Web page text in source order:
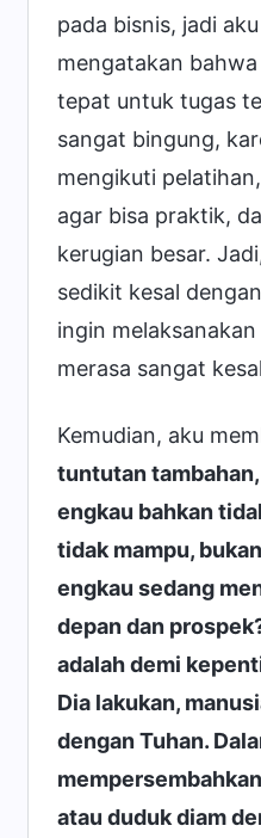
pada bisnis, jadi
mengatakan
tepat untuk tugas
sangat bingung,
mengikuti
agar bisa praktik,
kerugian besar.
sedikit kesal
ingin
merasa sangat
Kemudian, aku
tuntutan
engkau bahkan
tidak mampu,
engkau sedang
depan dan
adalah demi
Dia lakukan,
dengan Tuhan.
atau duduk diam